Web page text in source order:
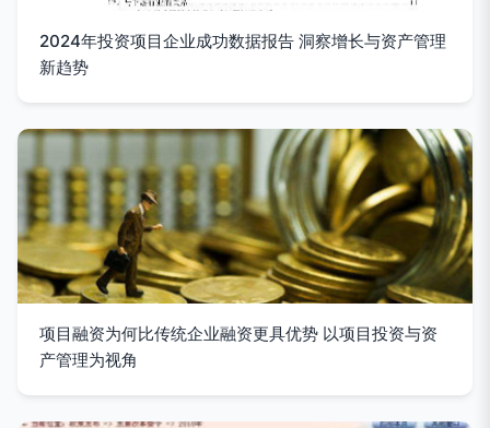
2024年投资项目企业成功数据报告 洞察增长与资产管理
新趋势
项目融资为何比传统企业融资更具优势 以项目投资与资
产管理为视角